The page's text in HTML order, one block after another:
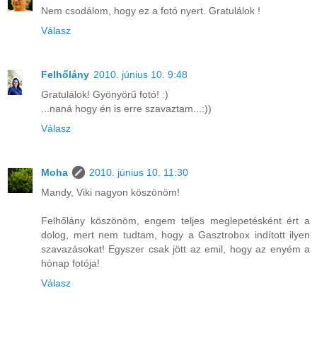
Nem csodálom, hogy ez a fotó nyert. Gratulálok !
Válasz
Felhőlány 2010. június 10. 9:48
Gratulálok! Gyönyörű fotó! :)
...naná hogy én is erre szavaztam...:))
Válasz
Moha
2010. június 10. 11:30
Mandy, Viki nagyon köszönöm!
Felhőlány köszönöm, engem teljes meglepetésként ért a
dolog, mert nem tudtam, hogy a Gasztrobox indított ilyen
szavazásokat! Egyszer csak jött az emil, hogy az enyém a
hónap fotója!
Válasz